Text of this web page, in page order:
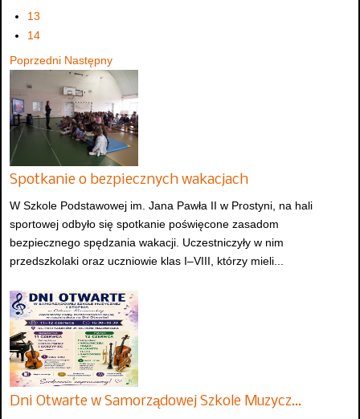
13
14
Poprzedni Następny
Spotkanie o bezpiecznych wakacjach
W Szkole Podstawowej im. Jana Pawła II w Prostyni, na hali
sportowej odbyło się spotkanie poświęcone zasadom
bezpiecznego spędzania wakacji. Uczestniczyły w nim
przedszkolaki oraz uczniowie klas I–VIII, którzy mieli...
Dni Otwarte w Samorządowej Szkole Muzycz…